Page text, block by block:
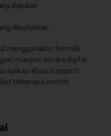
diajukan
dibutuhkan
menggunakan formulir
maupun secara digital
aplikasi khusus seperti
beberapa contoh